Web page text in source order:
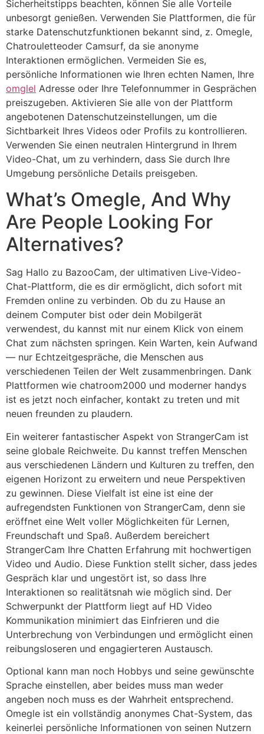
Sicherheitstipps beachten, können Sie alle Vorteile
unbesorgt genießen. Verwenden Sie Plattformen, die für
starke Datenschutzfunktionen bekannt sind, z. Omegle,
Chatrouletteoder Camsurf, da sie anonyme
Interaktionen ermöglichen. Vermeiden Sie es,
persönliche Informationen wie Ihren echten Namen, Ihre
omglel Adresse oder Ihre Telefonnummer in Gesprächen
preiszugeben. Aktivieren Sie alle von der Plattform
angebotenen Datenschutzeinstellungen, um die
Sichtbarkeit Ihres Videos oder Profils zu kontrollieren.
Verwenden Sie einen neutralen Hintergrund in Ihrem
Video-Chat, um zu verhindern, dass Sie durch Ihre
Umgebung persönliche Details preisgeben.
What’s Omegle, And Why
Are People Looking For
Alternatives?
Sag Hallo zu BazooCam, der ultimativen Live-Video-
Chat-Plattform, die es dir ermöglicht, dich sofort mit
Fremden online zu verbinden. Ob du zu Hause an
deinem Computer bist oder dein Mobilgerät
verwendest, du kannst mit nur einem Klick von einem
Chat zum nächsten springen. Kein Warten, kein Aufwand
— nur Echtzeitgespräche, die Menschen aus
verschiedenen Teilen der Welt zusammenbringen. Dank
Plattformen wie chatroom2000 und moderner handys
ist es jetzt noch einfacher, kontakt zu treten und mit
neuen freunden zu plaudern.
Ein weiterer fantastischer Aspekt von StrangerCam ist
seine globale Reichweite. Du kannst treffen Menschen
aus verschiedenen Ländern und Kulturen zu treffen, den
eigenen Horizont zu erweitern und neue Perspektiven
zu gewinnen. Diese Vielfalt ist eine ist eine der
aufregendsten Funktionen von StrangerCam, denn sie
eröffnet eine Welt voller Möglichkeiten für Lernen,
Freundschaft und Spaß. Außerdem bereichert
StrangerCam Ihre Chatten Erfahrung mit hochwertigen
Video und Audio. Diese Funktion stellt sicher, dass jedes
Gespräch klar und ungestört ist, so dass Ihre
Interaktionen so realitätsnah wie möglich sind. Der
Schwerpunkt der Plattform liegt auf HD Video
Kommunikation minimiert das Einfrieren und die
Unterbrechung von Verbindungen und ermöglicht einen
reibungsloseren und engagierteren Austausch.
Optional kann man noch Hobbys und seine gewünschte
Sprache einstellen, aber beides muss man weder
angeben noch muss es der Wahrheit entsprechend.
Omegle ist ein vollständig anonymes Chat-System, das
keinerlei persönliche Informationen von seinen Nutzern